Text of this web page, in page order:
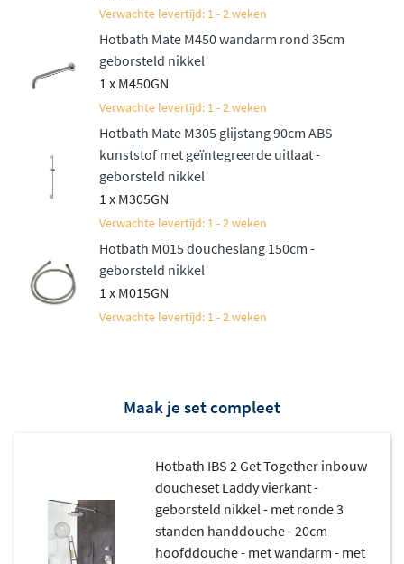
Deze doucheset is beschikbaar in talloze configuraties,
zodat je precies kunt kiezen wat bij jouw badkamer past.
Selecteer een hoofddouche van 20, 25 of 30 centimeter
en bepaal of je deze liever aan een wandarm of
plafondbuis wilt bevestigen. Ook bij de handdouche heb
je de keuze: een ronde 3-standen handdouche voor
variatie in straalsoorten, of een strakke
staafhanddouche voor een minimalistische look. Met of
Geavanceerde technologie voor
optimaal comfort
Hotbath heeft deze set uitgerust met slimme innovaties.
waterdruk, zelfs bij lagere druk in de leiding. Daarnaast
vermindert, en het Plumber Friendly concept dat de
montage vergemakkelijkt.
Verwachte levertijd: 1 - 2 weken
Hotbath Mate M450 wandarm rond 35cm
geborsteld nikkel
1 x M450GN
Verwachte levertijd: 1 - 2 weken
Hotbath Mate M305 glijstang 90cm ABS
kunststof met geïntegreerde uitlaat -
geborsteld nikkel
1 x M305GN
Verwachte levertijd: 1 - 2 weken
Hotbath M015 doucheslang 150cm -
geborsteld nikkel
1 x M015GN
Verwachte levertijd: 1 - 2 weken
Maak je set compleet
Hotbath IBS 2 Get Together inbouw
doucheset Laddy vierkant -
geborsteld nikkel - met ronde 3
standen handdouche - 20cm
hoofddouche - met wandarm - met